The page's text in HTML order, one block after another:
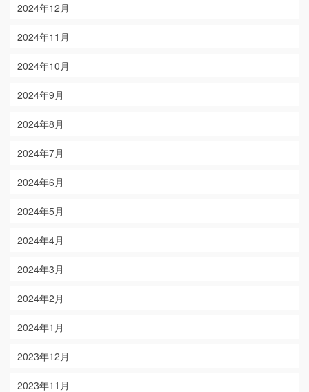
2024年12月
2024年11月
2024年10月
2024年9月
2024年8月
2024年7月
2024年6月
2024年5月
2024年4月
2024年3月
2024年2月
2024年1月
2023年12月
2023年11月